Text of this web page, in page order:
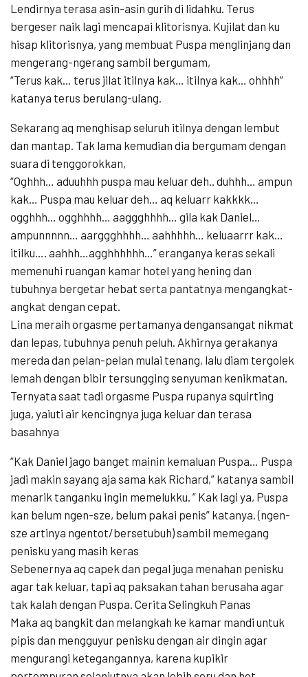
Lendirnya terasa asin-asin gurih di lidahku. Terus
bergeser naik lagi mencapai klitorisnya. Kujilat dan ku
hisap klitorisnya, yang membuat Puspa menglinjang dan
mengerang-ngerang sambil bergumam,
“Terus kak… terus jilat itilnya kak… itilnya kak… ohhhh”
katanya terus berulang-ulang.
Sekarang aq menghisap seluruh itilnya dengan lembut
dan mantap. Tak lama kemudian dia bergumam dengan
suara di tenggorokkan,
“Oghhh… aduuhhh puspa mau keluar deh.. duhhh… ampun
kak… Puspa mau keluar deh… aq keluarr kakkkk…
ogghhh… ogghhhh… aaggghhhh… gila kak Daniel…
ampunnnnn… aarggghhhh… aahhhhh… keluaarrr kak…
itilku…. aahhh…agghhhhhh…” eranganya keras sekali
memenuhi ruangan kamar hotel yang hening dan
tubuhnya bergetar hebat serta pantatnya mengangkat-
angkat dengan cepat.
Lina meraih orgasme pertamanya dengansangat nikmat
dan lepas, tubuhnya penuh peluh. Akhirnya gerakanya
mereda dan pelan-pelan mulai tenang, lalu diam tergolek
lemah dengan bibir tersungging senyuman kenikmatan.
Ternyata saat tadi orgasme Puspa rupanya squirting
juga, yaiuti air kencingnya juga keluar dan terasa
basahnya
“Kak Daniel jago banget mainin kemaluan Puspa… Puspa
jadi makin sayang aja sama kak Richard,” katanya sambil
menarik tanganku ingin memelukku. ” Kak lagi ya, Puspa
kan belum ngen-sze, belum pakai penis” katanya. (ngen-
sze artinya ngentot/bersetubuh) sambil memegang
penisku yang masih keras
Sebenernya aq capek dan pegal juga menahan penisku
agar tak keluar, tapi aq paksakan tahan berusaha agar
tak kalah dengan Puspa. Cerita Selingkuh Panas
Maka aq bangkit dan melangkah ke kamar mandi untuk
pipis dan mengguyur penisku dengan air dingin agar
mengurangi ketegangannya, karena kupikir